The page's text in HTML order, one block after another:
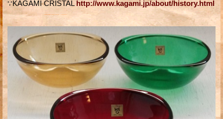
∵KAGAMI CRISTAL http://www.kagami.jp/about/history.html